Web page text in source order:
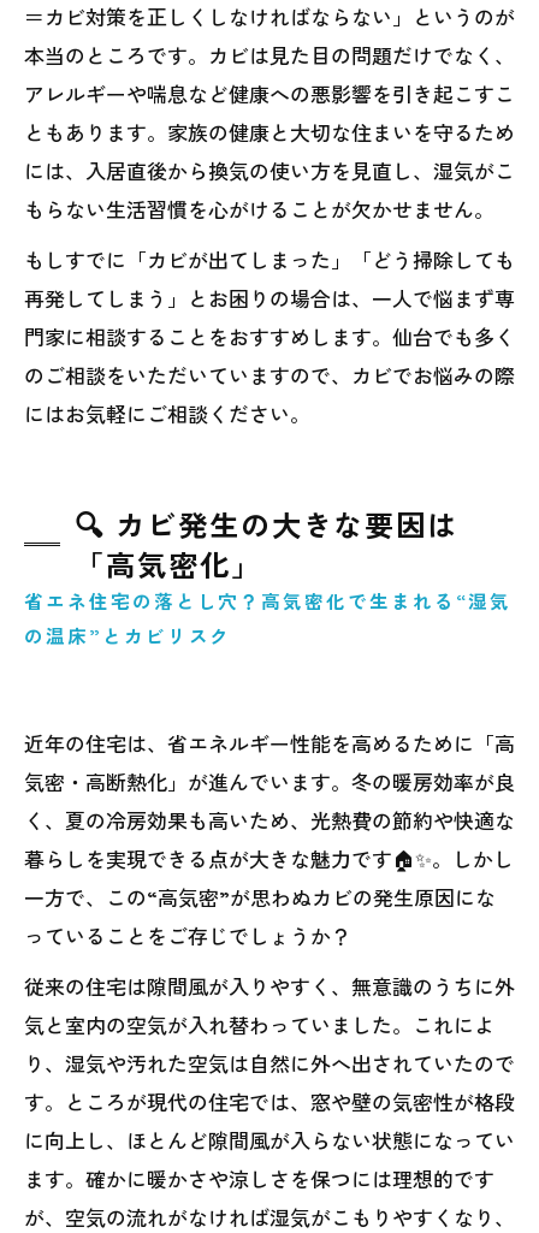
＝カビ対策を正しくしなければならない」というのが
本当のところです。カビは見た目の問題だけでなく、
アレルギーや喘息など健康への悪影響を引き起こすこ
ともあります。家族の健康と大切な住まいを守るため
には、入居直後から換気の使い方を見直し、湿気がこ
もらない生活習慣を心がけることが欠かせません。
もしすでに「カビが出てしまった」「どう掃除しても
再発してしまう」とお困りの場合は、一人で悩まず専
門家に相談することをおすすめします。仙台でも多く
のご相談をいただいていますので、カビでお悩みの際
にはお気軽にご相談ください。
🔍 カビ発生の大きな要因は
「高気密化」
省エネ住宅の落とし穴？高気密化で生まれる“湿気
の温床”とカビリスク
近年の住宅は、省エネルギー性能を高めるために「高
気密・高断熱化」が進んでいます。冬の暖房効率が良
く、夏の冷房効果も高いため、光熱費の節約や快適な
暮らしを実現できる点が大きな魅力です🏠✨。しかし
一方で、この“高気密”が思わぬカビの発生原因にな
っていることをご存じでしょうか？
従来の住宅は隙間風が入りやすく、無意識のうちに外
気と室内の空気が入れ替わっていました。これによ
り、湿気や汚れた空気は自然に外へ出されていたので
す。ところが現代の住宅では、窓や壁の気密性が格段
に向上し、ほとんど隙間風が入らない状態になってい
ます。確かに暖かさや涼しさを保つには理想的です
が、空気の流れがなければ湿気がこもりやすくなり、